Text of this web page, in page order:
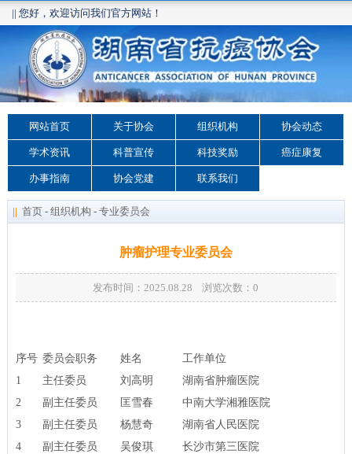
|| 您好，欢迎访问我们官方网站！
网站首页 关于协会 组织机构 协会动态
学术资讯 科普宣传 科技奖励 癌症康复
办事指南 协会党建 联系我们
|| 首页 - 组织机构 - 专业委员会
肿瘤护理专业委员会
发布时间：2025.08.28 浏览次数：0
序号 委员会职务 姓名
工作单位
1
主任委员 刘高明
湖南省肿瘤医院
2
副主任委员 匡雪春
中南大学湘雅医院
3
副主任委员 杨慧奇
湖南省人民医院
4
副主任委员 吴俊琪
长沙市第三医院